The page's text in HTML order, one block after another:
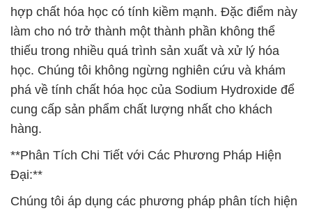
hợp chất hóa học có tính kiềm mạnh. Đặc điểm này
làm cho nó trở thành một thành phần không thể
thiếu trong nhiều quá trình sản xuất và xử lý hóa
học. Chúng tôi không ngừng nghiên cứu và khám
phá về tính chất hóa học của Sodium Hydroxide để
cung cấp sản phẩm chất lượng nhất cho khách
hàng.
**Phân Tích Chi Tiết với Các Phương Pháp Hiện
Đại:**
Chúng tôi áp dụng các phương pháp phân tích hiện